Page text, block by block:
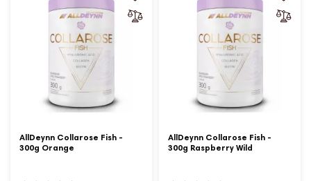
AllDeynn Collarose Fish -
300g Orange
AllDeynn Collarose Fish -
300g Raspberry Wild